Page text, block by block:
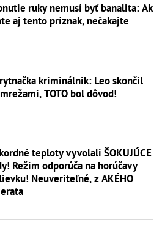
ruky nemusí byť banalita: Ak
aj tento príznak, nečakajte
kriminálnik: Leo skončil
TOTO bol dôvod!
teploty vyvolali ŠOKUJÚCE
Režim odporúča na horúčavy
Neuveriteľné, z AKÉHO